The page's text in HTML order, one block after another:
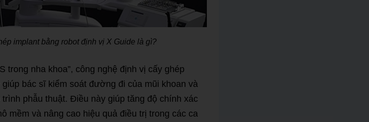
implant bằng robot định vị X Guide là gì?
trong nha khoa”, công nghệ định vị cấy ghép
bác sĩ kiểm soát đường đi của mũi khoan và
phẫu thuật. Điều này giúp tăng độ chính xác
mềm và nâng cao hiệu quả điều trị trong các ca